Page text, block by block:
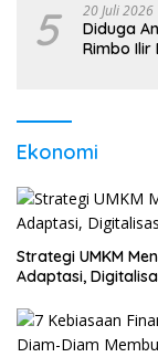
5 20 Juli 2026
Diduga
Rimbo Ilir
Ekonomi
Strategi UMKM
Adaptasi,